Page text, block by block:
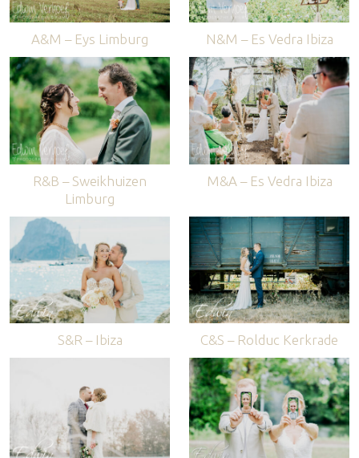
A&M – Eys Limburg N&M – Es Vedra Ibiza
R&B – Sweikhuizen
Limburg
M&A – Es Vedra Ibiza
S&R – Ibiza C&S – Rolduc Kerkrade